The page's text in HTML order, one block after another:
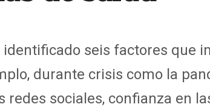
seis factores que
durante crisis como la
sociales, confianza en